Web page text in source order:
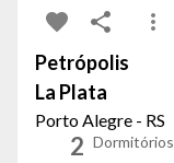
Petrópolis
La Plata
Porto Alegre - RS
2 Dormitórios